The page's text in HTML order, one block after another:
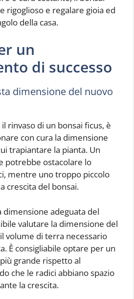
rigoglioso e regalare gioia ed
della casa.
un
di successo
dimensione del nuovo
rinvaso di un bonsai ficus, è
con cura la dimensione
trapiantare la pianta. Un
potrebbe ostacolare lo
mentre uno troppo piccolo
crescita del bonsai.
adeguata del
valutare la dimensione del
volume di terra necessario
È consigliabile optare per un
grande rispetto al
che le radici abbiano spazio
la crescita.